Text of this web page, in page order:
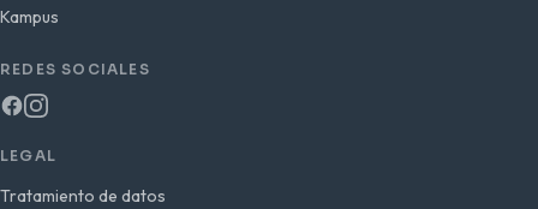
Kampus
REDES SOCIALES
LEGAL
Tratamiento de datos